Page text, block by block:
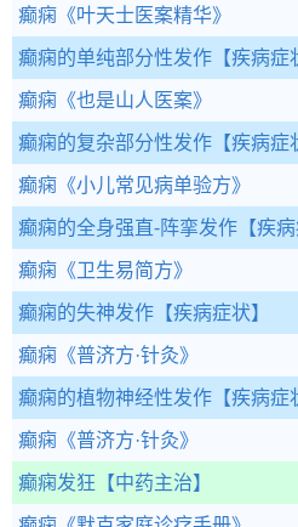
癫痫 《叶天士医案精华》
癫痫的单纯部分性发作 【疾病症
癫痫 《也是山人医案》
癫痫的复杂部分性发作 【疾病症
癫痫 《小儿常见病单验方》
癫痫的全身强直-阵挛发作 【疾
癫痫 《卫生易简方》
癫痫的失神发作 【疾病症状】
癫痫 《普济方·针灸》
癫痫的植物神经性发作 【疾病症
癫痫 《普济方·针灸》
癫痫发狂 【中药主治】